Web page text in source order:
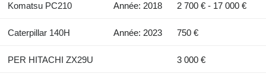
Komatsu PC210 Année: 2018 2 700 € - 17 000 €
Caterpillar 140H Année: 2023 750 €
PER HITACHI ZX29U 3 000 €